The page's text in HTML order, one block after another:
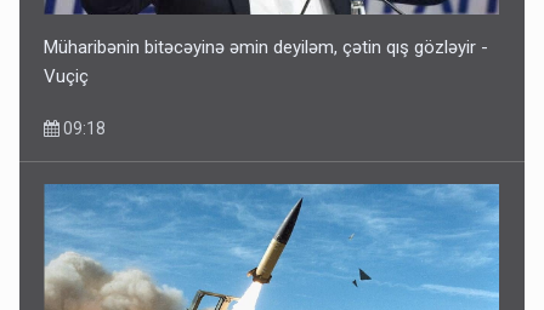
Müharibənin bitəcəyinə əmin deyiləm, çətin qış gözləyir -
Vuçiç
09:18